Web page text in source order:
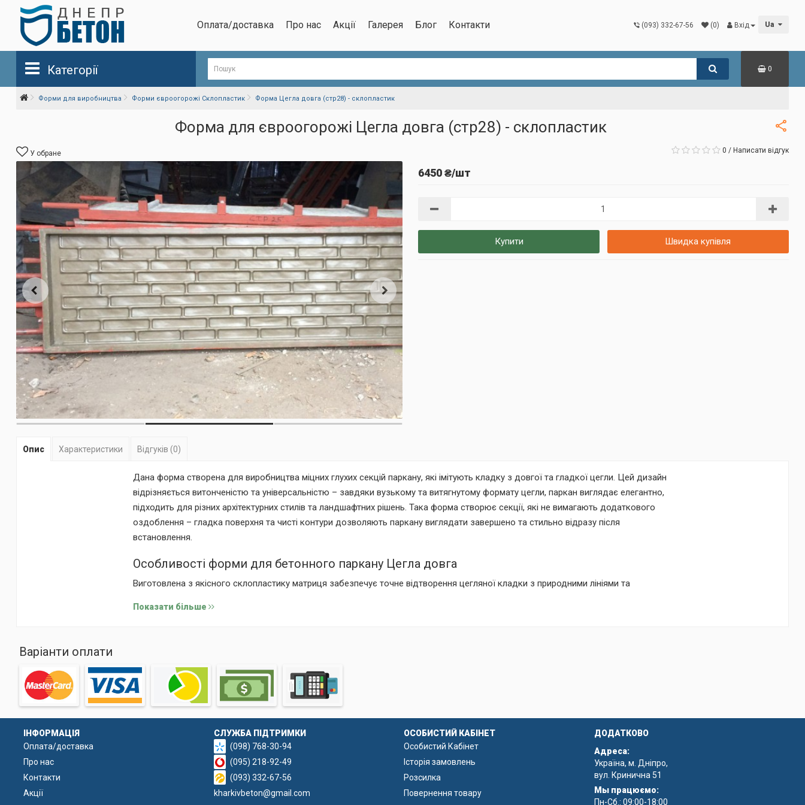
Оплата/доставка Про нас Акції Галерея Блог Контакти (093) 332-67-56 (0) Вхід Ua
Категорії 0
Форми для виробництва Форми євроогорожі Склопластик Форма Цегла довга (стр28) - склопластик
Форма для євроогорожі Цегла довга (стр28) - склопластик
У обране 0 / Написати відгук
6450 ₴/шт
Купити Швидка купівля
Опис Характеристики Відгуків (0)
Дана форма створена для виробництва міцних глухих секцій паркану, які імітують кладку з довгої та гладкої цегли. Цей дизайн
відрізняється витонченістю та універсальністю – завдяки вузькому та витягнутому формату цегли, паркан виглядає елегантно,
підходить для різних архітектурних стилів та ландшафтних рішень. Така форма створює секції, які не вимагають додаткового
оздоблення – гладка поверхня та чисті контури дозволяють паркану виглядати завершено та стильно відразу після
встановлення.
Особливості форми для бетонного паркану Цегла довга
Виготовлена з якісного склопластику матриця забезпечує точне відтворення цегляної кладки з природними лініями та
глухі секції забезпечують і високий рівень приватності.
Процес отримання готової секції з форми максимально зручний і швидкий, що зменшує час виробництва і підвищує
продуктивність.
Показати більше
Варіанти оплати
ІНФОРМАЦІЯ
Оплата/доставка
Про нас
Контакти
Акції
СЛУЖБА ПІДТРИМКИ
(098) 768-30-94
(095) 218-92-49
(093) 332-67-56
kharkivbeton@gmail.com
ОСОБИСТИЙ КАБІНЕТ
Особистий Кабінет
Історія замовлень
Розсилка
Повернення товару
ДОДАТКОВО
Адреса:
Україна, м. Дніпро,
вул. Кринична 51
Мы працюємо:
Пн-Сб.: 09:00-18:00